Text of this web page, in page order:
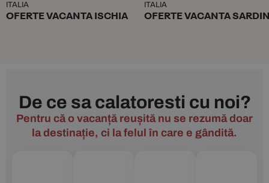
ITALIA
OFERTE VACANTA ISCHIA
ITALIA
OFERTE VACANTA
De ce sa calatoresti cu noi?
Pentru că o vacanță reușită nu se rezumă doar
la destinație, ci la felul în care e gândită.